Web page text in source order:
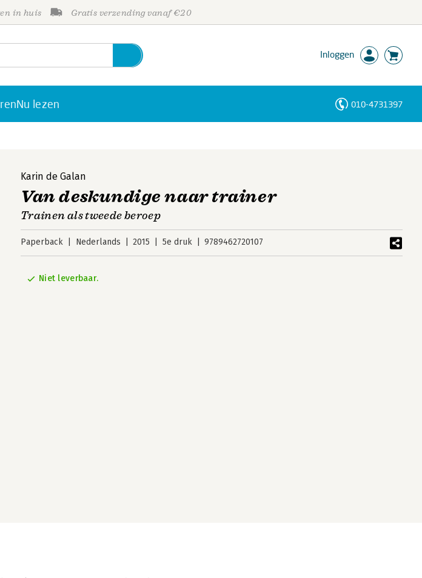
in huis Gratis verzending vanaf €20
Inloggen
Nu lezen 010-4731397
Karin de Galan
Van deskundige naar trainer
Trainen als tweede beroep
Paperback Nederlands 2015 5e druk 9789462720107
Niet leverbaar.
Personen